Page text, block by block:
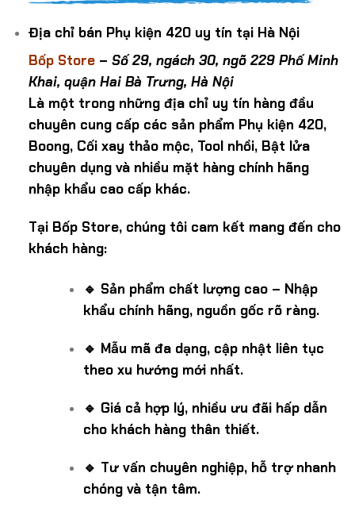
Địa chỉ bán Phụ kiện 420 uy tín tại Hà Nội
Bốp Store– Số 29, ngách 30, ngõ 229 Phố Minh
Khai, quận Hai Bà Trưng, Hà Nội
Là một trong những địa chỉ uy tín hàng đầu
chuyên cung cấp các sản phẩm Phụ kiện 420,
Boong, Cối xay thảo mộc, Tool nhồi, Bật lửa
chuyên dụng và nhiều mặt hàng chính hãng
nhập khẩu cao cấp khác.
Tại Bốp Store, chúng tôi cam kết mang đến cho
khách hàng:
🔹 Sản phẩm chất lượng cao – Nhập
khẩu chính hãng, nguồn gốc rõ ràng.
🔹 Mẫu mã đa dạng, cập nhật liên tục
theo xu hướng mới nhất.
🔹 Giá cả hợp lý, nhiều ưu đãi hấp dẫn
cho khách hàng thân thiết.
🔹 Tư vấn chuyên nghiệp, hỗ trợ nhanh
chóng và tận tâm.